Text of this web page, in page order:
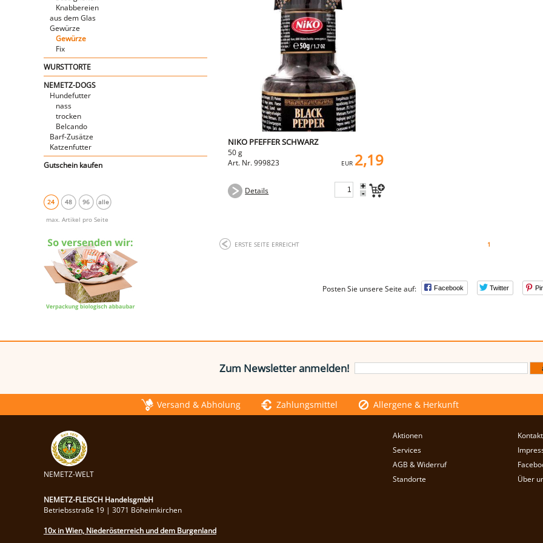
Knabbereien
aus dem Glas
Gewürze
Gewürze
Fix
WURSTTORTE
NEMETZ-DOGS
Hundefutter
nass
trocken
Belcando
Barf-Zusätze
Katzenfutter
Gutschein kaufen
24 48 96 alle
max. Artikel pro Seite
NIKO PFEFFER SCHWARZ
50 g
Art. Nr. 999823
EUR 2,19
Details +
-
ERSTE SEITE ERREICHT 1
Posten Sie unsere Seite auf: Facebook Twitter
Zum Newsletter anmelden!
Versand & Abholung Zahlungsmittel Allergene & Herkunft
NEMETZ-WELT
Aktionen Kontakt
Services
AGB & Widerruf
Standorte
Über
NEMETZ-FLEISCH HandelsgmbH
Betriebsstraße 19 | 3071 Böheimkirchen
10x in Wien, Niederösterreich und dem Burgenland